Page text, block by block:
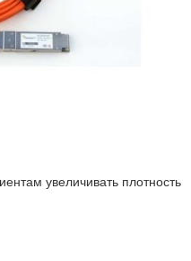
увеличивать плотность